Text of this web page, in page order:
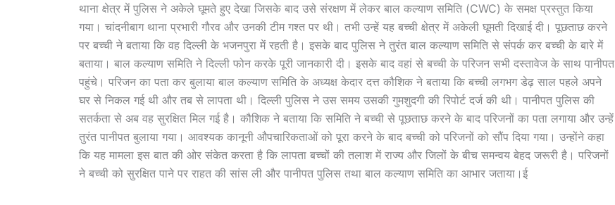
थाना क्षेत्र में पुलिस ने अकेले घूमते हुए देखा जिसके बाद उसे संरक्षण में लेकर बाल कल्याण समिति (CWC) के समक्ष प्रस्तुत किया
गया। चांदनीबाग थाना प्रभारी गौरव और उनकी टीम गश्त पर थी। तभी उन्हें यह बच्ची क्षेत्र में अकेली घूमती दिखाई दी। पूछताछ करने
पर बच्ची ने बताया कि वह दिल्ली के भजनपुरा में रहती है। इसके बाद पुलिस ने तुरंत बाल कल्याण समिति से संपर्क कर बच्ची के बारे में
बताया। बाल कल्याण समिति ने दिल्ली फोन करके पूरी जानकारी दी। इसके बाद वहां से बच्ची के परिजन सभी दस्तावेज के साथ पानीपत
पहुंचे। ​परिजन का पता कर बुलाया बाल कल्याण समिति के अध्यक्ष केदार दत्त कौशिक ने बताया कि बच्ची लगभग डेढ़ साल पहले अपने
घर से निकल गई थी और तब से लापता थी। दिल्ली पुलिस ने उस समय उसकी गुमशुदगी की रिपोर्ट दर्ज की थी। पानीपत पुलिस की
सतर्कता से अब वह सुरक्षित मिल गई है। कौशिक ने बताया कि समिति ने बच्ची से पूछताछ करने के बाद परिजनों का पता लगाया और उन्हें
तुरंत पानीपत बुलाया गया। आवश्यक कानूनी औपचारिकताओं को पूरा करने के बाद बच्ची को परिजनों को सौंप दिया गया। उन्होंने कहा
कि यह मामला इस बात की ओर संकेत करता है कि लापता बच्चों की तलाश में राज्य और जिलों के बीच समन्वय बेहद जरूरी है। परिजनों
ने बच्ची को सुरक्षित पाने पर राहत की सांस ली और पानीपत पुलिस तथा बाल कल्याण समिति का आभार जताया।ई